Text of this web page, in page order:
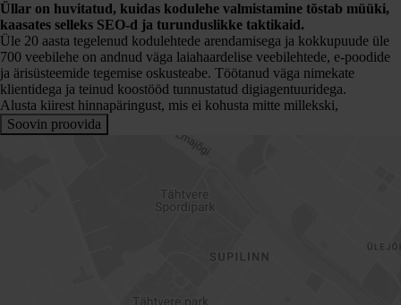
Üllar on huvitatud, kuidas kodulehe valmistamine tõstab müüki,
kaasates selleks SEO-d ja turunduslikke taktikaid.
Üle 20 aasta tegelenud kodulehtede arendamisega ja kokkupuude üle
700 veebilehe on andnud väga laiahaardelise veebilehtede, e-poodide
ja ärisüsteemide tegemise oskusteabe. Töötanud väga nimekate
klientidega ja teinud koostööd tunnustatud digiagentuuridega.
Alusta kiirest hinnapäringust, mis ei kohusta mitte millekski,
Soovin proovida